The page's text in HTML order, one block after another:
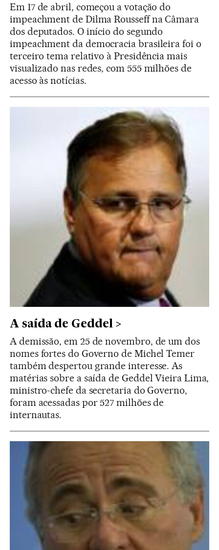
Em 17 de abril, começou a votação do
impeachment de Dilma Rousseff na Câmara
dos deputados. O início do segundo
impeachment da democracia brasileira foi o
terceiro tema relativo à Presidência mais
visualizado nas redes, com 555 milhões de
acesso às notícias.
A saída de Geddel
A demissão, em 25 de novembro, de um dos
nomes fortes do Governo de Michel Temer
também despertou grande interesse. As
matérias sobre a saída de Geddel Vieira Lima,
ministro-chefe da secretaria do Governo,
foram acessadas por 527 milhões de
internautas.